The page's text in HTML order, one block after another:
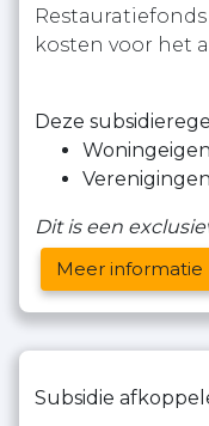
kosten voor het
Deze
Dit is een
Meer informatie
Subsidie